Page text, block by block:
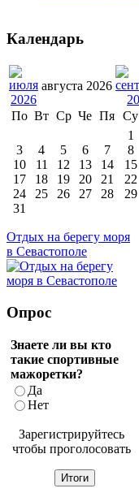
Календарь
августа 2026
По Вт Ср Че Пя Су
1
3
4 5 6 7 8
10
11 12 13 14 15
17
18 19 20 21 22
24
25 26 27 28 29
31
Отдых на берегу моря
в Севастополе
Опрос
Знаете ли вы кто
такие спортивные
мажоретки?
Да
Нет
Зарегистрируйтесь
чтобы проголосовать